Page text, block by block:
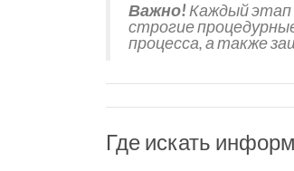
Важно!Каждый этап
строгие
процесса, а также
Где искать